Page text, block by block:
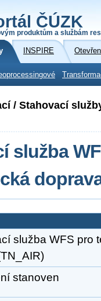
ČÚZK
produktům a službám
INSPIRE
/ Stahovací
služba
služba WFS pro
stanoven